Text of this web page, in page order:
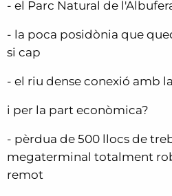
- el Parc Natural de
- la poca posidònia que
si cap
- el riu dense conexió amb
i per la part econòmica?
- pèrdua de 500 llocs de
megaterminal totalment
remot